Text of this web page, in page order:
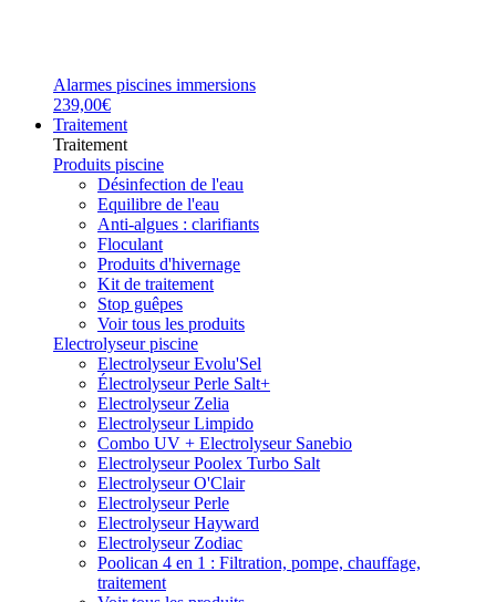
Alarmes piscines immersions
239,00€
Traitement
Traitement
Produits piscine
Désinfection de l'eau
Equilibre de l'eau
Anti-algues : clarifiants
Floculant
Produits d'hivernage
Kit de traitement
Stop guêpes
Voir tous les produits
Electrolyseur piscine
Electrolyseur Evolu'Sel
Électrolyseur Perle Salt+
Electrolyseur Zelia
Electrolyseur Limpido
Combo UV + Electrolyseur Sanebio
Electrolyseur Poolex Turbo Salt
Electrolyseur O'Clair
Electrolyseur Perle
Electrolyseur Hayward
Electrolyseur Zodiac
Poolican 4 en 1 : Filtration, pompe, chauffage,
traitement